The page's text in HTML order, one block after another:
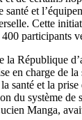
et
Cette
République
en charge de
et la
du système
Manga,